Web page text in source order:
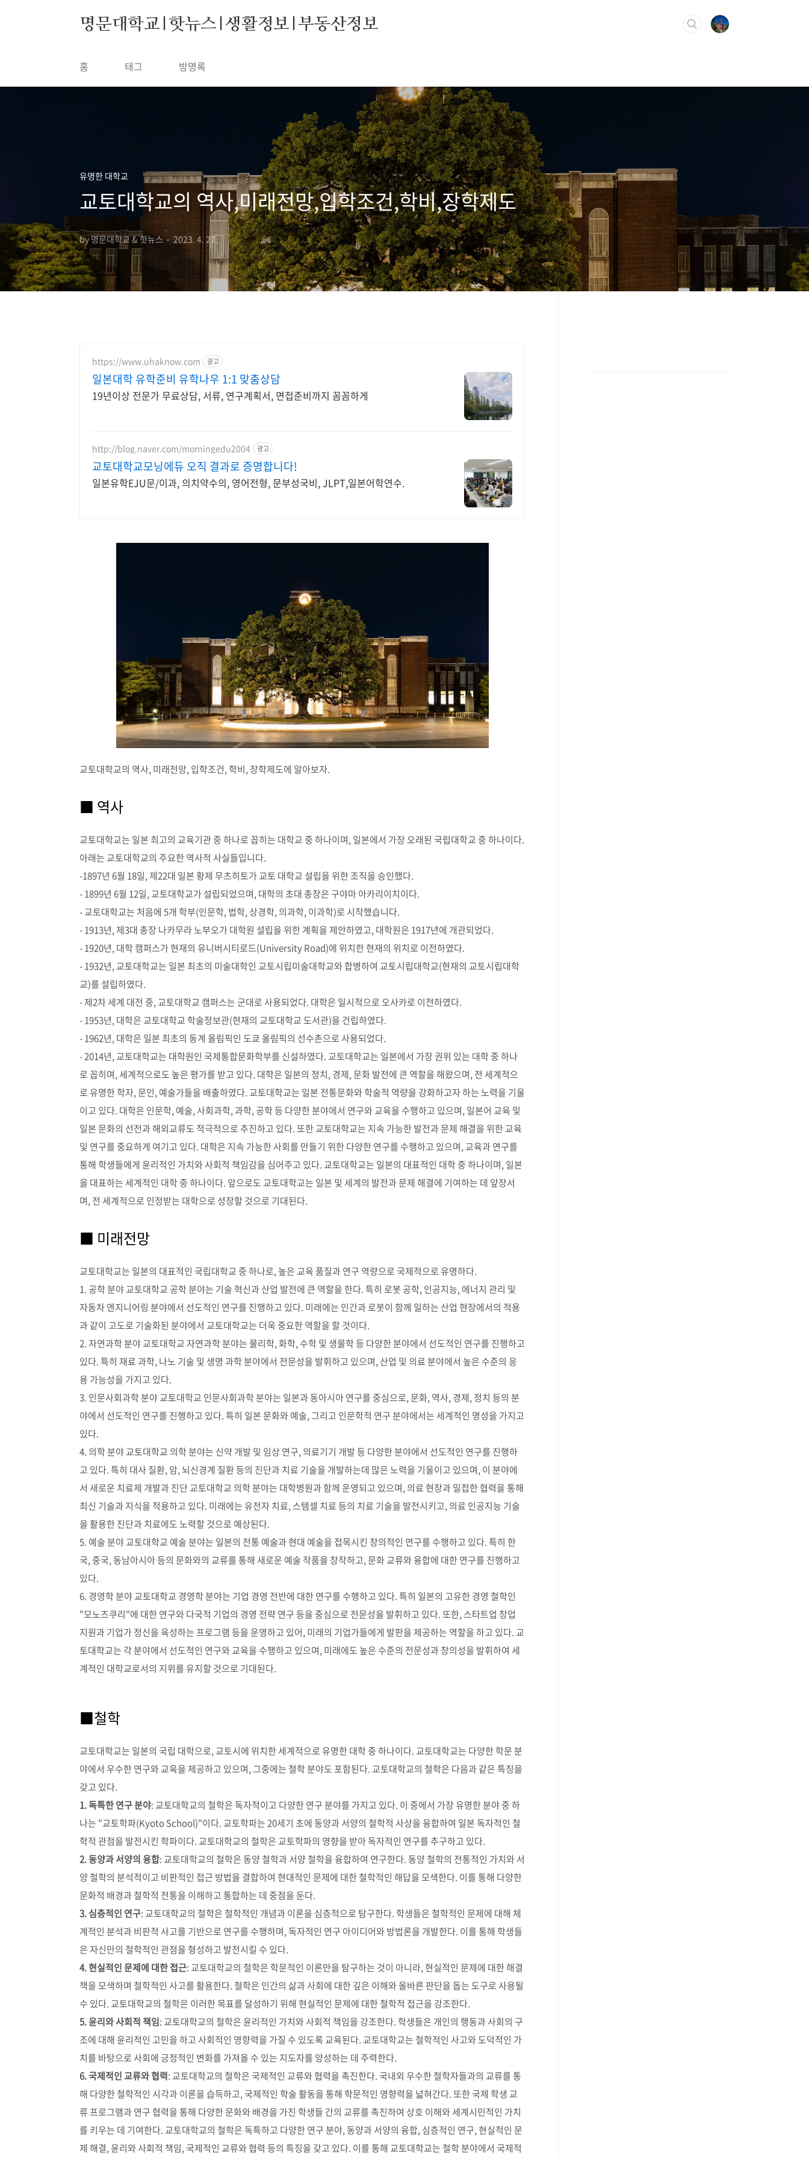
명문대학교|핫뉴스|생활정보|부동산정보
홈 태그 방명록
유명한 대학교
교토대학교의 역사,미래전망,입학조건,학비,장학제도
by 명문대학교 & 핫뉴스 2023. 4. 27.
https://www.uhaknow.com 광고
일본대학 유학준비 유학나우 1:1 맞춤상담
19년이상 전문가 무료상담, 서류, 연구계획서, 면접준비까지 꼼꼼하게
http://blog.naver.com/morningedu2004 광고
교토대학교모닝에듀 오직 결과로 증명합니다!
일본유학EJU문/이과, 의치약수의, 영어전형, 문부성국비, JLPT,일본어학연수.
교토대학교의 역사, 미래전망, 입학조건, 학비, 장학제도에 알아보자.
■ 역사
교토대학교는 일본 최고의 교육기관 중 하나로 꼽히는 대학교 중 하나이며, 일본에서 가장 오래된 국립대학교 중 하나이다.
아래는 교토대학교의 주요한 역사적 사실들입니다.
-1897년 6월 18일, 제22대 일본 황제 무츠히토가 교토 대학교 설립을 위한 조직을 승인했다.
- 1899년 6월 12일, 교토대학교가 설립되었으며, 대학의 초대 총장은 구야마 아카리이치이다.
- 교토대학교는 처음에 5개 학부(인문학, 법학, 상경학, 의과학, 이과학)로 시작했습니다.
- 1913년, 제3대 총장 나카무라 노부오가 대학원 설립을 위한 계획을 제안하였고, 대학원은 1917년에 개관되었다.
- 1920년, 대학 캠퍼스가 현재의 유니버시티로드(University Road)에 위치한 현재의 위치로 이전하였다.
- 1932년, 교토대학교는 일본 최초의 미술대학인 교토시립미술대학교와 합병하여 교토시립대학교(현재의 교토시립대학
교)를 설립하였다.
- 제2차 세계 대전 중, 교토대학교 캠퍼스는 군대로 사용되었다. 대학은 일시적으로 오사카로 이전하였다.
- 1953년, 대학은 교토대학교 학술정보관(현재의 교토대학교 도서관)을 건립하였다.
- 1962년, 대학은 일본 최초의 동계 올림픽인 도쿄 올림픽의 선수촌으로 사용되었다.
- 2014년, 교토대학교는 대학원인 국제통합문화학부를 신설하였다. 교토대학교는 일본에서 가장 권위 있는 대학 중 하나
로 꼽히며, 세계적으로도 높은 평가를 받고 있다. 대학은 일본의 정치, 경제, 문화 발전에 큰 역할을 해왔으며, 전 세계적으
로 유명한 학자, 문인, 예술가들을 배출하였다. 교토대학교는 일본 전통문화와 학술적 역량을 강화하고자 하는 노력을 기울
이고 있다. 대학은 인문학, 예술, 사회과학, 과학, 공학 등 다양한 분야에서 연구와 교육을 수행하고 있으며, 일본어 교육 및
일본 문화의 선전과 해외교류도 적극적으로 추진하고 있다. 또한 교토대학교는 지속 가능한 발전과 문제 해결을 위한 교육
및 연구를 중요하게 여기고 있다. 대학은 지속 가능한 사회를 만들기 위한 다양한 연구를 수행하고 있으며, 교육과 연구를
통해 학생들에게 윤리적인 가치와 사회적 책임감을 심어주고 있다. 교토대학교는 일본의 대표적인 대학 중 하나이며, 일본
을 대표하는 세계적인 대학 중 하나이다. 앞으로도 교토대학교는 일본 및 세계의 발전과 문제 해결에 기여하는 데 앞장서
며, 전 세계적으로 인정받는 대학으로 성장할 것으로 기대된다.
■ 미래전망
교토대학교는 일본의 대표적인 국립대학교 중 하나로, 높은 교육 품질과 연구 역량으로 국제적으로 유명하다.
1. 공학 분야 교토대학교 공학 분야는 기술 혁신과 산업 발전에 큰 역할을 한다. 특히 로봇 공학, 인공지능, 에너지 관리 및
자동차 엔지니어링 분야에서 선도적인 연구를 진행하고 있다. 미래에는 인간과 로봇이 함께 일하는 산업 현장에서의 적용
과 같이 고도로 기술화된 분야에서 교토대학교는 더욱 중요한 역할을 할 것이다.
2. 자연과학 분야 교토대학교 자연과학 분야는 물리학, 화학, 수학 및 생물학 등 다양한 분야에서 선도적인 연구를 진행하고
있다. 특히 재료 과학, 나노 기술 및 생명 과학 분야에서 전문성을 발휘하고 있으며, 산업 및 의료 분야에서 높은 수준의 응
용 가능성을 가지고 있다.
3. 인문사회과학 분야 교토대학교 인문사회과학 분야는 일본과 동아시아 연구를 중심으로, 문화, 역사, 경제, 정치 등의 분
야에서 선도적인 연구를 진행하고 있다. 특히 일본 문화와 예술, 그리고 인문학적 연구 분야에서는 세계적인 명성을 가지고
있다.
4. 의학 분야 교토대학교 의학 분야는 신약 개발 및 임상 연구, 의료기기 개발 등 다양한 분야에서 선도적인 연구를 진행하
고 있다. 특히 대사 질환, 암, 뇌신경계 질환 등의 진단과 치료 기술을 개발하는데 많은 노력을 기울이고 있으며, 이 분야에
서 새로운 치료제 개발과 진단 교토대학교 의학 분야는 대학병원과 함께 운영되고 있으며, 의료 현장과 밀접한 협력을 통해
최신 기술과 지식을 적용하고 있다. 미래에는 유전자 치료, 스템셀 치료 등의 치료 기술을 발전시키고, 의료 인공지능 기술
을 활용한 진단과 치료에도 노력할 것으로 예상된다.
5. 예술 분야 교토대학교 예술 분야는 일본의 전통 예술과 현대 예술을 접목시킨 창의적인 연구를 수행하고 있다. 특히 한
국, 중국, 동남아시아 등의 문화와의 교류를 통해 새로운 예술 작품을 창작하고, 문화 교류와 융합에 대한 연구를 진행하고
있다.
6. 경영학 분야 교토대학교 경영학 분야는 기업 경영 전반에 대한 연구를 수행하고 있다. 특히 일본의 고유한 경영 철학인
"모노즈쿠리"에 대한 연구와 다국적 기업의 경영 전략 연구 등을 중심으로 전문성을 발휘하고 있다. 또한, 스타트업 창업
지원과 기업가 정신을 육성하는 프로그램 등을 운영하고 있어, 미래의 기업가들에게 발판을 제공하는 역할을 하고 있다. 교
토대학교는 각 분야에서 선도적인 연구와 교육을 수행하고 있으며, 미래에도 높은 수준의 전문성과 창의성을 발휘하여 세
계적인 대학교로서의 지위를 유지할 것으로 기대된다.
■철학
교토대학교는 일본의 국립 대학으로, 교토시에 위치한 세계적으로 유명한 대학 중 하나이다. 교토대학교는 다양한 학문 분
야에서 우수한 연구와 교육을 제공하고 있으며, 그중에는 철학 분야도 포함된다. 교토대학교의 철학은 다음과 같은 특징을
갖고 있다.
1. 독특한 연구 분야: 교토대학교의 철학은 독자적이고 다양한 연구 분야를 가지고 있다. 이 중에서 가장 유명한 분야 중 하
나는 "교토학파(Kyoto School)"이다. 교토학파는 20세기 초에 동양과 서양의 철학적 사상을 융합하여 일본 독자적인 철
학적 관점을 발전시킨 학파이다. 교토대학교의 철학은 교토학파의 영향을 받아 독자적인 연구를 추구하고 있다.
2. 동양과 서양의 융합: 교토대학교의 철학은 동양 철학과 서양 철학을 융합하여 연구한다. 동양 철학의 전통적인 가치와 서
양 철학의 분석적이고 비판적인 접근 방법을 결합하여 현대적인 문제에 대한 철학적인 해답을 모색한다. 이를 통해 다양한
문화적 배경과 철학적 전통을 이해하고 통합하는 데 중점을 둔다.
3. 심층적인 연구: 교토대학교의 철학은 철학적인 개념과 이론을 심층적으로 탐구한다. 학생들은 철학적인 문제에 대해 체
계적인 분석과 비판적 사고를 기반으로 연구를 수행하며, 독자적인 연구 아이디어와 방법론을 개발한다. 이를 통해 학생들
은 자신만의 철학적인 관점을 형성하고 발전시킬 수 있다.
4. 현실적인 문제에 대한 접근: 교토대학교의 철학은 학문적인 이론만을 탐구하는 것이 아니라, 현실적인 문제에 대한 해결
책을 모색하며 철학적인 사고를 활용한다. 철학은 인간의 삶과 사회에 대한 깊은 이해와 올바른 판단을 돕는 도구로 사용될
수 있다. 교토대학교의 철학은 이러한 목표를 달성하기 위해 현실적인 문제에 대한 철학적 접근을 강조한다.
5. 윤리와 사회적 책임: 교토대학교의 철학은 윤리적인 가치와 사회적 책임을 강조한다. 학생들은 개인의 행동과 사회의 구
조에 대해 윤리적인 고민을 하고 사회적인 영향력을 가질 수 있도록 교육된다. 교토대학교는 철학적인 사고와 도덕적인 가
치를 바탕으로 사회에 긍정적인 변화를 가져올 수 있는 지도자를 양성하는 데 주력한다.
6. 국제적인 교류와 협력: 교토대학교의 철학은 국제적인 교류와 협력을 촉진한다. 국내외 우수한 철학자들과의 교류를 통
해 다양한 철학적인 시각과 이론을 습득하고, 국제적인 학술 활동을 통해 학문적인 영향력을 넓혀간다. 또한 국제 학생 교
류 프로그램과 연구 협력을 통해 다양한 문화와 배경을 가진 학생들 간의 교류를 촉진하여 상호 이해와 세계시민적인 가치
를 키우는 데 기여한다. 교토대학교의 철학은 독특하고 다양한 연구 분야, 동양과 서양의 융합, 심층적인 연구, 현실적인 문
제 해결, 윤리와 사회적 책임, 국제적인 교류와 협력 등의 특징을 갖고 있다. 이를 통해 교토대학교는 철학 분야에서 국제적